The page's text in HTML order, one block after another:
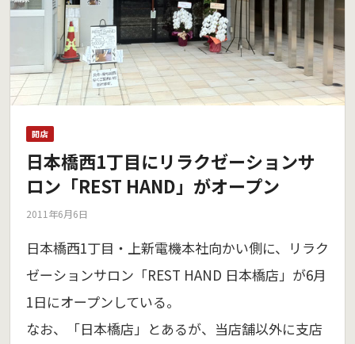
開店
日本橋西1丁目にリラクゼーションサ
ロン「REST HAND」がオープン
2011年6月6日
日本橋西1丁目・上新電機本社向かい側に、リラク
ゼーションサロン「REST HAND 日本橋店」が6月
1日にオープンしている。
なお、「日本橋店」とあるが、当店舗以外に支店